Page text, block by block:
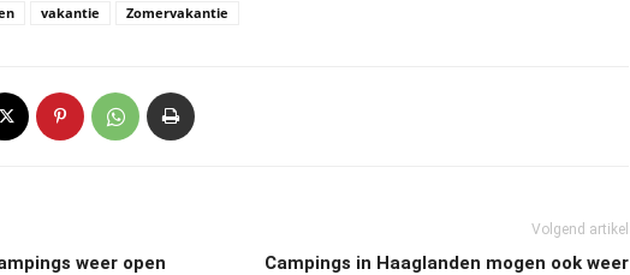
vakantie Zomervakantie
weer open
Volgend artikel
Campings in Haaglanden mogen ook weer